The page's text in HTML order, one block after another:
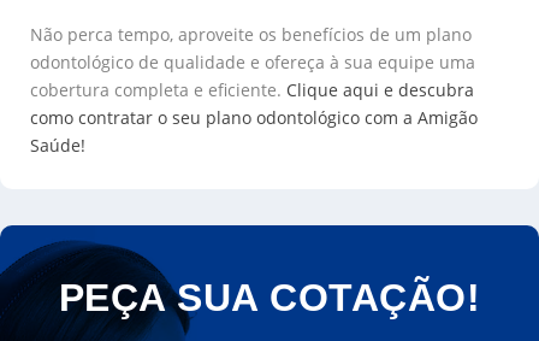
Não perca tempo, aproveite os benefícios de um plano
odontológico de qualidade e ofereça à sua equipe uma
cobertura completa e eficiente. Clique aqui e descubra
como contratar o seu plano odontológico com a Amigão
Saúde!
PEÇA SUA COTAÇÃO!